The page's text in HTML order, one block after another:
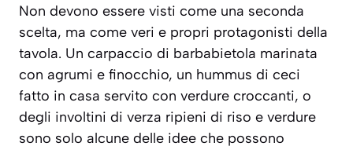
Non devono essere visti come una seconda
scelta, ma come veri e propri protagonisti della
tavola. Un carpaccio di barbabietola marinata
con agrumi e finocchio, un hummus di ceci
fatto in casa servito con verdure croccanti, o
degli involtini di verza ripieni di riso e verdure
sono solo alcune delle idee che possono